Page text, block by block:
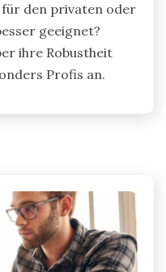
den privaten oder
geeignet?
ihre Robustheit
Profis an.